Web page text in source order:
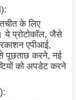
के लिए
ये प्रोटोकॉल, जैसे
एपीआई,
से पूछताछ करने, नई
को अपडेट करने